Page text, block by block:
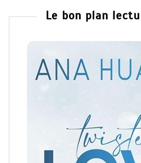
Le bon plan